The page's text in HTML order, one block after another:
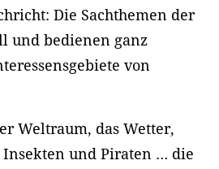
Die Sachthemen der
und bedienen ganz
von
Weltraum, das Wetter,
und Piraten … die